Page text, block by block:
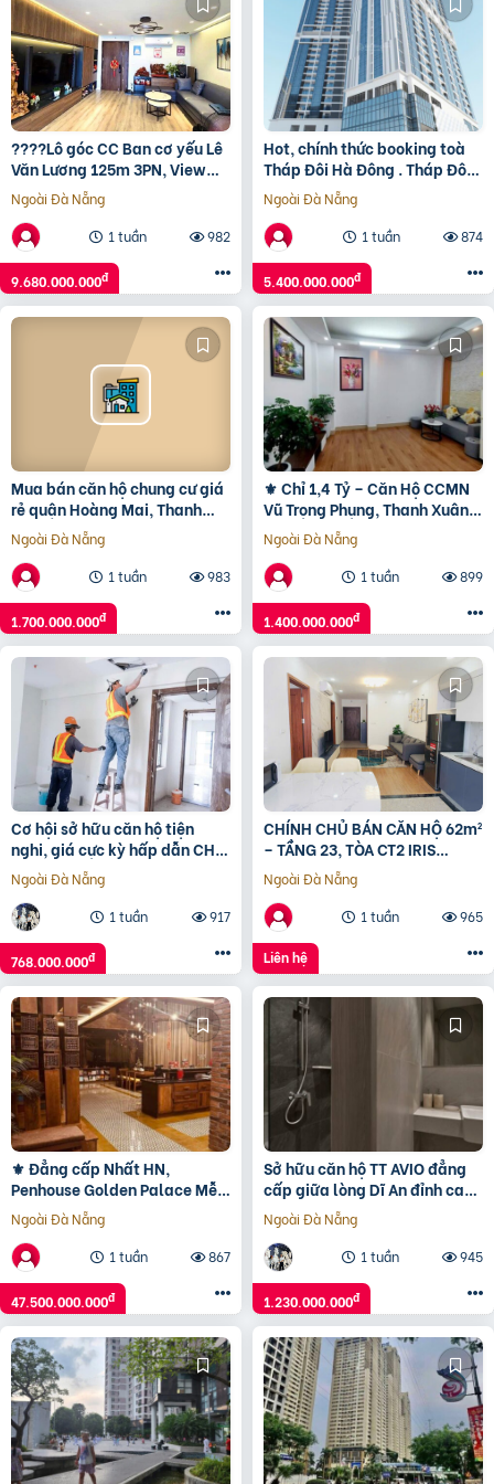
????Lô góc CC Ban cơ yếu Lê
Văn Lương 125m 3PN, View
công viên, hơn 9 tỷ????
Ngoài Đà Nẵng
1 tuần
982
9.680.000.000đ
Hot, chính thức booking toà
Tháp Đôi Hà Đông . Tháp Đôi
Kepler Land.
Ngoài Đà Nẵng
1 tuần
874
5.400.000.000đ
Mua bán căn hộ chung cư giá
rẻ quận Hoàng Mai, Thanh
Xuân, Hà Nội T01/2025
Ngoài Đà Nẵng
1 tuần
983
1.700.000.000đ
⚜️ Chỉ 1,4 Tỷ – Căn Hộ CCMN
Vũ Trọng Phụng, Thanh Xuân,
42m2 1PN+1PK⚜️
Ngoài Đà Nẵng
1 tuần
899
1.400.000.000đ
Cơ hội sở hữu căn hộ tiện
nghi, giá cực kỳ hấp dẫn CHỈ
TỪ 9xxtr
Ngoài Đà Nẵng
1 tuần
917
768.000.000đ
CHÍNH CHỦ BÁN CĂN HỘ 62m²
– TẦNG 23, TÒA CT2 IRIS
GARDEN, NAM TỪ LIÊM ????
Ngoài Đà Nẵng
1 tuần
965
Liên hệ
⚜️ Đẳng cấp Nhất HN,
Penhouse Golden Palace Mễ
Trì Full gỗ, Bể bơi, 468m2 Siêu
đẹp, 47.5 TỶ ⚜️
Ngoài Đà Nẵng
1 tuần
867
47.500.000.000đ
Sở hữu căn hộ TT AVIO đẳng
cấp giữa lòng Dĩ An đỉnh cao
sống chuẩn 5 sao.
Ngoài Đà Nẵng
1 tuần
945
1.230.000.000đ